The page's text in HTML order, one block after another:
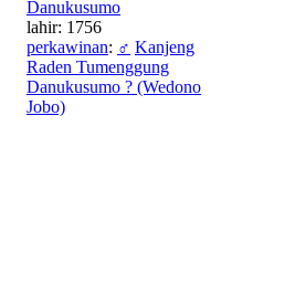
Danukusumo
lahir: 1756
perkawinan: ♂ Kanjeng
Raden Tumenggung
Danukusumo ? (Wedono
Jobo)